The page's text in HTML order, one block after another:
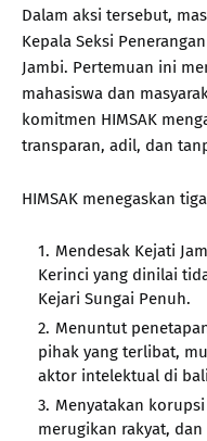
Dalam aksi tersebut,
Kepala Seksi
Jambi. Pertemuan ini
mahasiswa dan
komitmen HIMSAK
transparan, adil, dan
HIMSAK menegaskan
Mendesak Kejati
Kerinci yang dinilai
Kejari Sungai Penuh.
Menuntut
pihak yang terlibat,
aktor intelektual di
Menyatakan
merugikan rakyat,